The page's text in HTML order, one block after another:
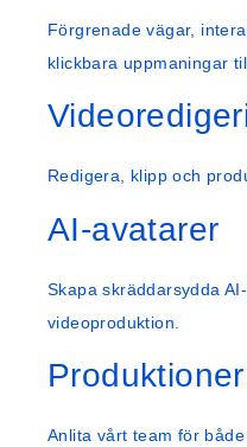
Förgrenade vägar,
klickbara uppmaningar
Redigera, klipp och
AI-avatarer
Skapa skräddarsydda
videoproduktion.
Produktioner
Anlita vårt team för